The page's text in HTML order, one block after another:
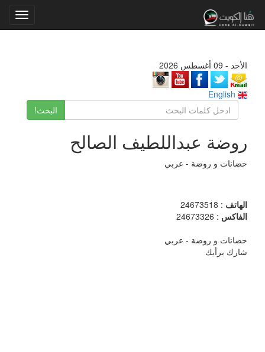
الأحد - 09 أغسطس 2026
البحث!
روضة عبداللطيف الصالح
حضانات و روضة - عربي
الهاتف : 24673518
الفاكس : 24673326
حضانات و روضة - عربي
شارك برأيك